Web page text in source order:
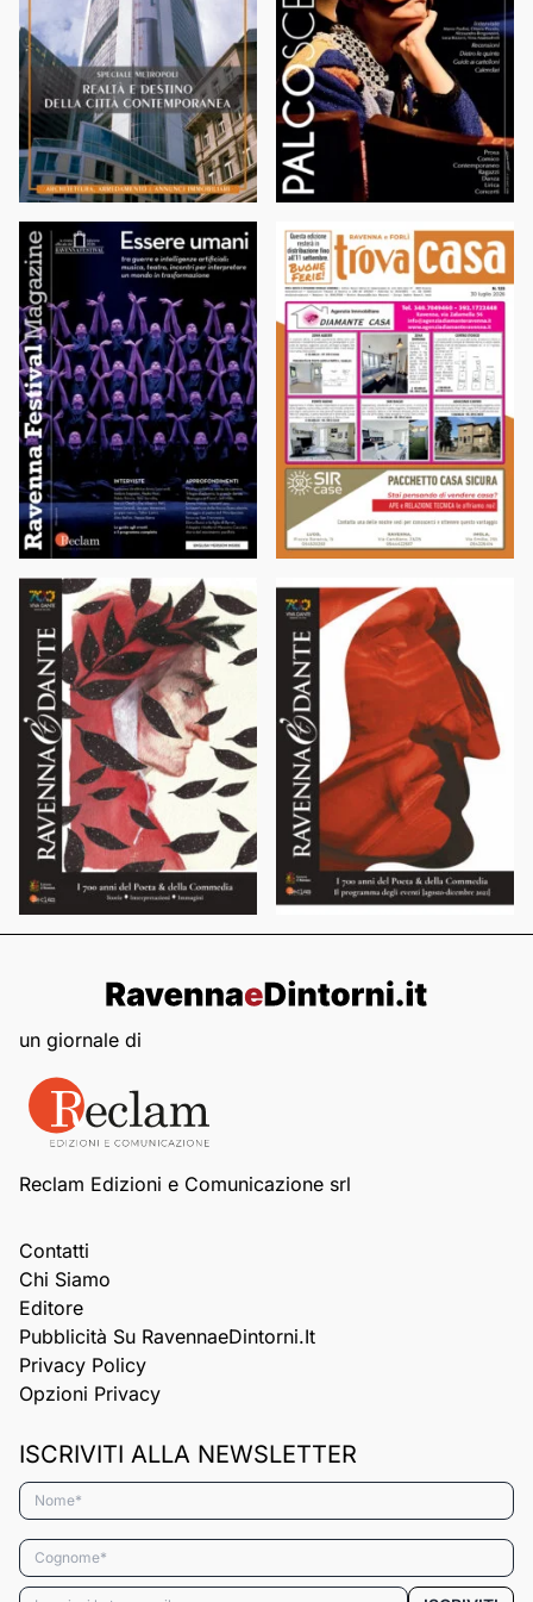
un giornale di
Reclam Edizioni e Comunicazione srl
Contatti
Chi Siamo
Editore
Pubblicità Su RavennaeDintorni.it
Privacy Policy
Opzioni Privacy
ISCRIVITI ALLA NEWSLETTER
Nome*
Cognome*
Email*